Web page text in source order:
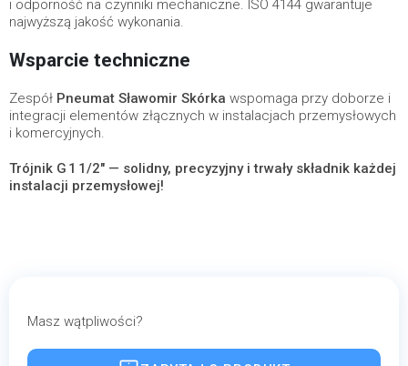
i odporność na czynniki mechaniczne. ISO 4144 gwarantuje
najwyższą jakość wykonania.
Wsparcie techniczne
Zespół Pneumat Sławomir Skórka wspomaga przy doborze i
integracji elementów złącznych w instalacjach przemysłowych
i komercyjnych.
Trójnik G 1 1/2" — solidny, precyzyjny i trwały składnik każdej
instalacji przemysłowej!
Masz wątpliwości?